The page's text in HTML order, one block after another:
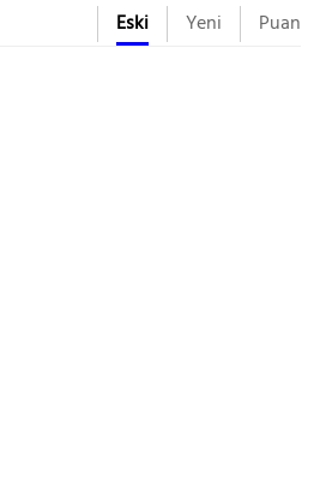
Eski Yeni Puan